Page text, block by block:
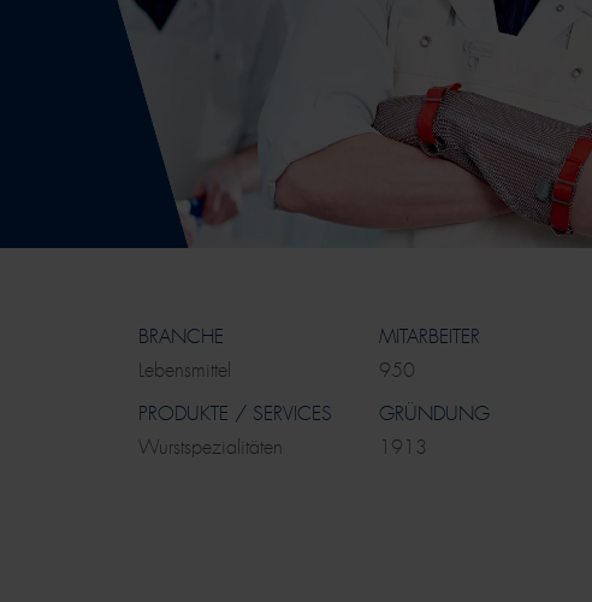
BRANCHE
Lebensmittel
PRODUKTE / SERVICES
Wurstspezialitäten
MITARBEITER
950
GRÜNDUNG
1913